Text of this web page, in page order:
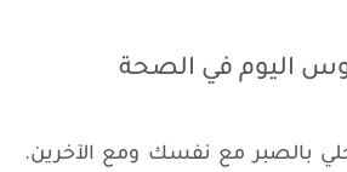
اليوم في الصحة
بالصبر مع نفسك ومع الآخرين.